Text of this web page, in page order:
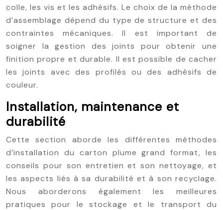
colle, les vis et les adhésifs. Le choix de la méthode
d’assemblage dépend du type de structure et des
contraintes mécaniques. Il est important de
soigner la gestion des joints pour obtenir une
finition propre et durable. Il est possible de cacher
les joints avec des profilés ou des adhésifs de
couleur.
Installation, maintenance et
durabilité
Cette section aborde les différentes méthodes
d’installation du carton plume grand format, les
conseils pour son entretien et son nettoyage, et
les aspects liés à sa durabilité et à son recyclage.
Nous aborderons également les meilleures
pratiques pour le stockage et le transport du